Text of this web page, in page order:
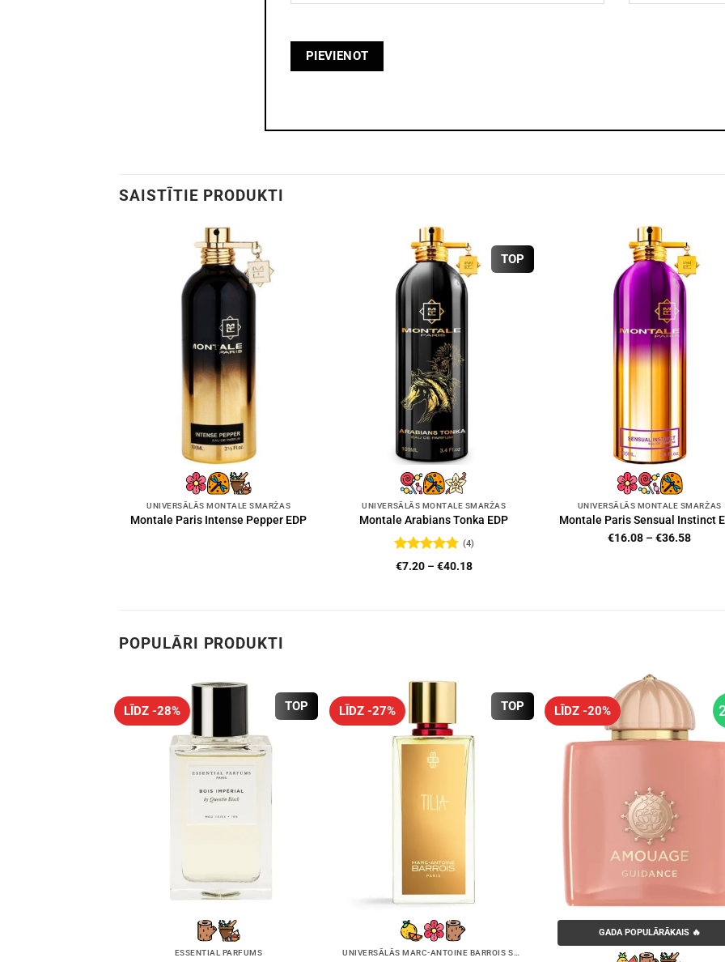
SAISTĪTIE PRODUKTI
UNIVERSĀLĀS MONTALE SMARŽAS
Montale Paris Intense Pepper EDP
TOP
UNIVERSĀLĀS MONTALE SMARŽAS
Montale Arabians Tonka EDP
Novērtēts
(4)
€7.20 – €40.18Price
UNIVERSĀLĀS MONTALE SMARŽAS
Montale Paris Sensual Instinct
€16.08 – €36.58Price
POPULĀRI PRODUKTI
TOP
LĪDZ -28%
ESSENTIAL PARFUMS
TOP
LĪDZ -27%
UNIVERSĀLĀS MARC-ANTOINE BARROIS SMARŽAS
LĪDZ -20%
GADA POPULĀRĀKAIS 🔥